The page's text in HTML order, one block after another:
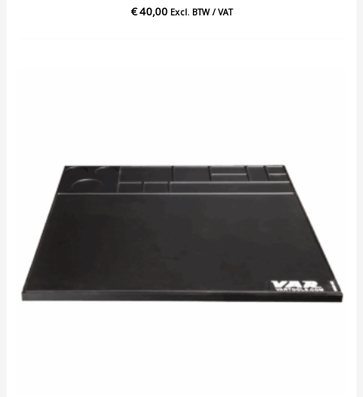
€40,00 Excl. BTW / VAT